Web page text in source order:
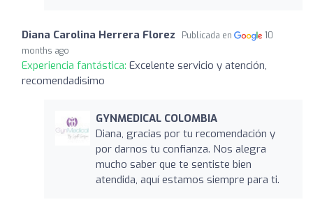
Diana Carolina Herrera Florez Publicada en
10
months ago
Experiencia fantástica: Excelente servicio y atención,
recomendadisimo
GYNMEDICAL COLOMBIA
Diana, gracias por tu recomendación y
por darnos tu confianza. Nos alegra
mucho saber que te sentiste bien
atendida, aquí estamos siempre para ti.